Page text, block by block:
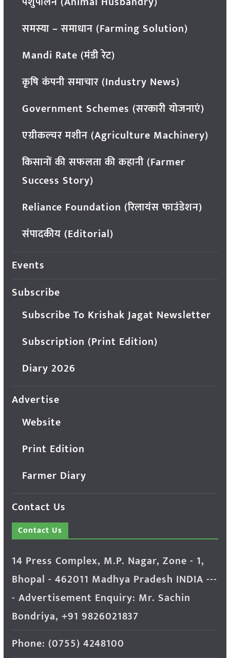
समस्या – समाधान (Farming Solution)
Mandi Rate (मंडी रेट)
कृषि कंपनी समाचार (Industry News)
Government Schemes (सरकारी योजनाएं)
एग्रीकल्चर मशीन (Agriculture Machinery)
किसानों की सफलता की कहानी (Farmer
Success Story)
Reliance Foundation (रिलायंस फाउंडेशन)
संपादकीय (Editorial)
Events
Subscribe
Subscribe To Krishak Jagat Newsletter
Subscription (Print Edition)
Diary 2026
Advertise
Website
Print Edition
Farmer Diary
Contact Us
Contact Us
14 Press Complex, M.P. Nagar, Zone - 1,
Bhopal - 462011 Madhya Pradesh INDIA ---
- Advertisement Enquiry: Mr. Sachin
Bondriya, +91 9826021837
Phone: (0755) 4248100